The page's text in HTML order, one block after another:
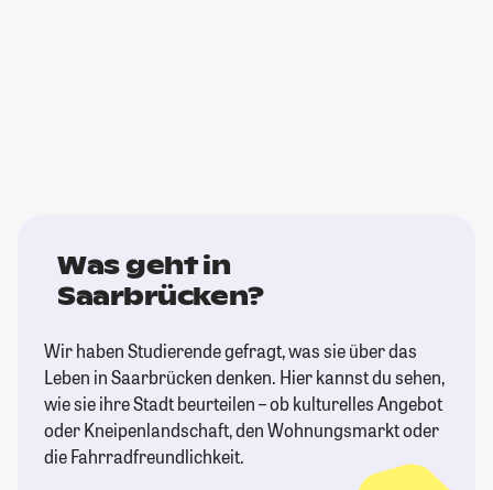
Was geht in
Saarbrücken?
Wir haben Studierende gefragt, was sie über das
Leben in Saarbrücken denken. Hier kannst du sehen,
wie sie ihre Stadt beurteilen – ob kulturelles Angebot
oder Kneipenlandschaft, den Wohnungsmarkt oder
die Fahrradfreundlichkeit.